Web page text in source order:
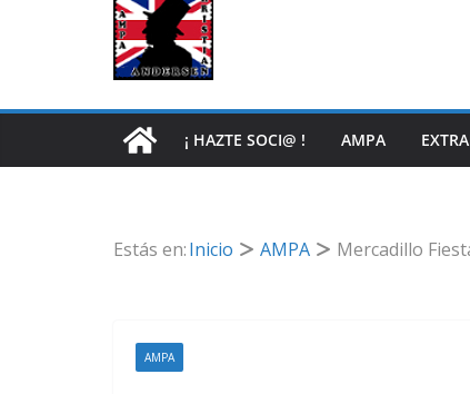
¡ HAZTE SOCI@ ! AMPA
Estás en:Inicio AMPA Mercadillo
AMPA